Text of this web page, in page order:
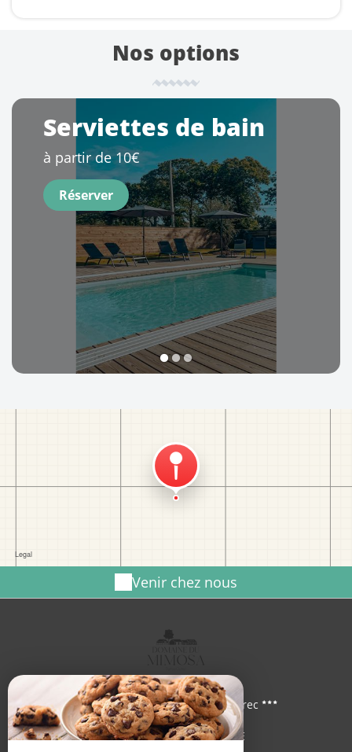
Nos options
Serviettes de bain
à partir de 10€
Réserver
1 2 3
Venir chez nous
Domaine du Mimosa Perros Guirec
26 Route De Kroaz Ar Varen,
22700 PERROS GUIREC - FRANCE